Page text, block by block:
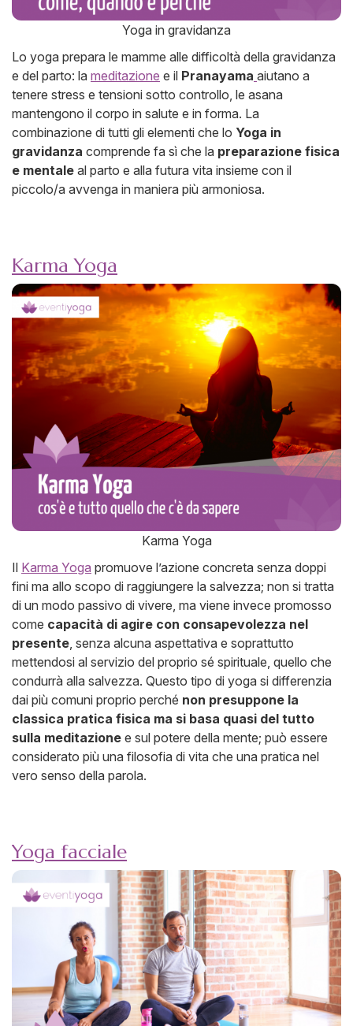
Yoga in gravidanza
Lo yoga prepara le mamme alle difficoltà della gravidanza
e del parto: la meditazione e il Pranayama aiutano a
tenere stress e tensioni sotto controllo, le asana
mantengono il corpo in salute e in forma. La
combinazione di tutti gli elementi che lo Yoga in
gravidanza comprende fa sì che la preparazione fisica
e mentale al parto e alla futura vita insieme con il
piccolo/a avvenga in maniera più armoniosa.
Karma Yoga
Karma Yoga
Il Karma Yoga promuove l’azione concreta senza doppi
fini ma allo scopo di raggiungere la salvezza; non si tratta
di un modo passivo di vivere, ma viene invece promosso
come capacità di agire con consapevolezza nel
presente, senza alcuna aspettativa e soprattutto
mettendosi al servizio del proprio sé spirituale, quello che
condurrà alla salvezza. Questo tipo di yoga si differenzia
dai più comuni proprio perché non presuppone la
classica pratica fisica ma si basa quasi del tutto
sulla meditazione e sul potere della mente; può essere
considerato più una filosofia di vita che una pratica nel
vero senso della parola.
Yoga facciale